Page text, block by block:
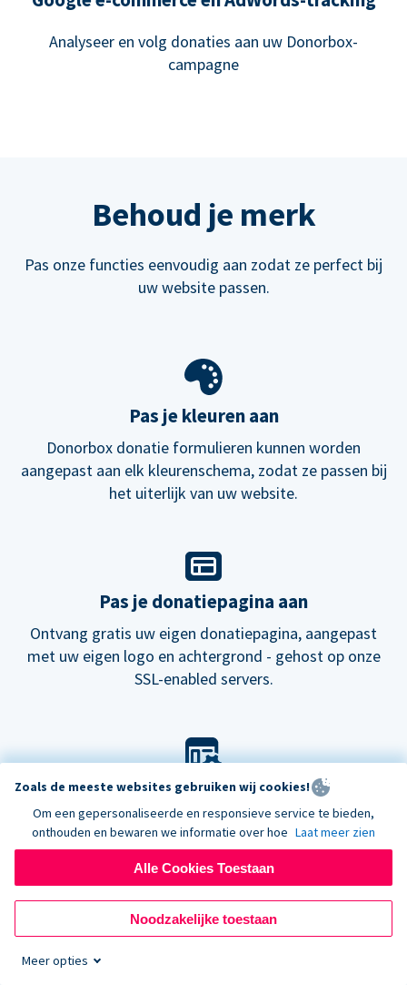
Analyseer en volg donaties aan uw Donorbox-
campagne
Behoud je merk
Pas onze functies eenvoudig aan zodat ze perfect bij
uw website passen.
Pas je kleuren aan
Donorbox donatie formulieren kunnen worden
aangepast aan elk kleurenschema, zodat ze passen bij
het uiterlijk van uw website.
Pas je donatiepagina aan
Ontvang gratis uw eigen donatiepagina, aangepast
met uw eigen logo en achtergrond - gehost op onze
SSL-enabled servers.
Pas je look aan
Kies onze standaard lay-out voor donatieformulieren
of probeer onzenieuwedonatiepagina's.
Zoals de meeste websites gebruiken wij cookies!
Om een gepersonaliseerde en responsieve service te bieden,
onthouden en bewaren we informatie over hoe Laat meer zien
Alle Cookies Toestaan
Noodzakelijke toestaan
Meer opties